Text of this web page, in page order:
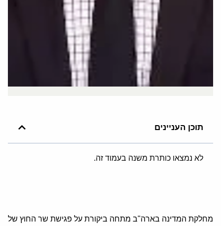
תוכן העניינים
לא נמצאו כותרת משנה בעמוד זה.
מחלקת המדינה בארה"ב מתחה ביקורת על פגישת שר החוץ של